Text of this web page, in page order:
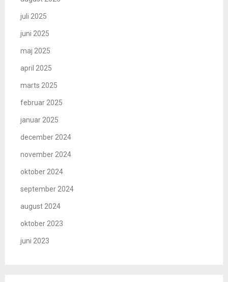
juli 2025
juni 2025
maj 2025
april 2025
marts 2025
februar 2025
januar 2025
december 2024
november 2024
oktober 2024
september 2024
august 2024
oktober 2023
juni 2023